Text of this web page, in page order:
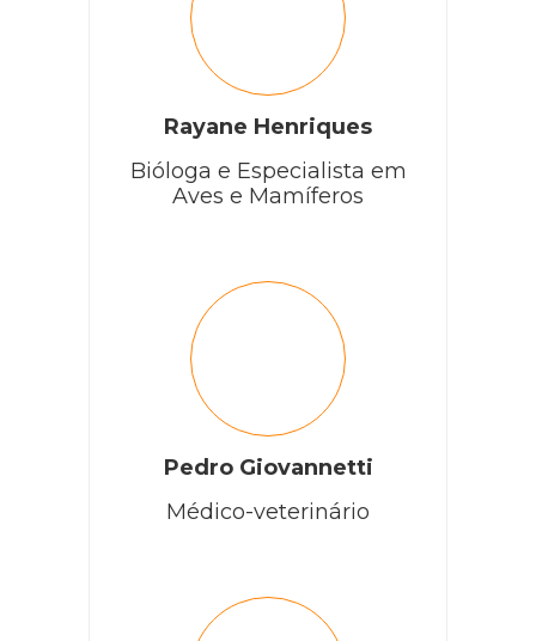
Isadora, é ótimo que se preocupe com a saúde e
bem-estar do seu pet. No entanto, essa ação precisa
ser recomendada por um médico-veterinário.
Rayane Henriques
Bióloga e Especialista em
Aves e Mamíferos
Pedro Giovannetti
Médico-veterinário